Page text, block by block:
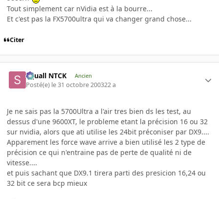
Tout simplement car nVidia est à la bourre...
Et c'est pas la FX5700ultra qui va changer grand chose...
Citer
Squall NTCK Ancien
Posté(e) le 31 octobre 200322 a
Je ne sais pas la 5700Ultra a l'air tres bien ds les test, au
dessus d'une 9600XT, le probleme etant la précision 16 ou 32
sur nvidia, alors que ati utilise les 24bit préconiser par DX9....
Apparement les force wave arrive a bien utilisé les 2 type de
précision ce qui n'entraine pas de perte de qualité ni de
vitesse....
et puis sachant que DX9.1 tirera parti des presicion 16,24 ou
32 bit ce sera bcp mieux